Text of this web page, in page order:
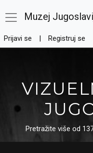
Muzej
Prijavi se Registruj se
Pretražite više od